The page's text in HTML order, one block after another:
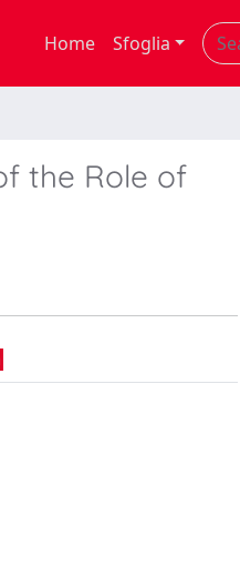
Home Sfoglia
the Role of